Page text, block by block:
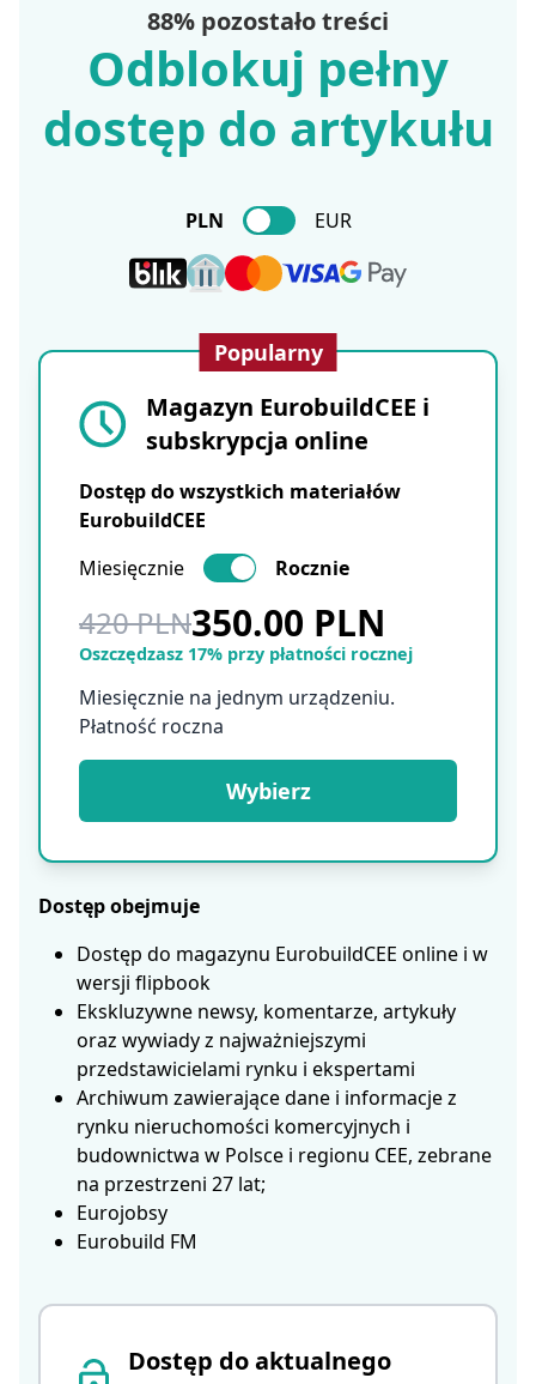
88% pozostało treści
Odblokuj pełny
dostęp do artykułu
PLN EUR
Dostęp do aktualnego
Popularny
Magazyn EurobuildCEE i
subskrypcja online
Dostęp do wszystkich materiałów
EurobuildCEE
Miesięcznie
Rocznie
420 PLN350.00 PLN
Oszczędzasz 17% przy płatności rocznej
Miesięcznie na jednym urządzeniu.
Płatność roczna
Wybierz
Dostęp obejmuje
Dostęp do magazynu EurobuildCEE online i w
wersji flipbook
Ekskluzywne newsy, komentarze, artykuły
oraz wywiady z najważniejszymi
przedstawicielami rynku i ekspertami
Archiwum zawierające dane i informacje z
rynku nieruchomości komercyjnych i
budownictwa w Polsce i regionu CEE, zebrane
na przestrzeni 27 lat;
Eurojobsy
Eurobuild FM